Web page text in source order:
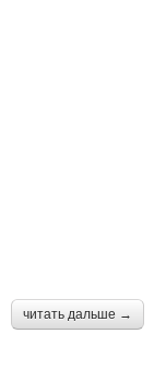
читать дальше →